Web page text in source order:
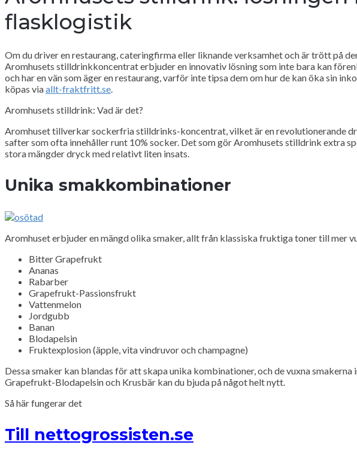
flasklogistik
Om du driver en restaurang, cateringfirma eller liknande verksamhet och är trött på
Aromhusets stilldrinkkoncentrat erbjuder en innovativ lösning som inte bara kan
och har en vän som äger en restaurang, varför inte tipsa dem om hur de kan öka sin
köpas viaallt-fraktfritt.se.
Aromhusets stilldrink: Vad är det?
Aromhuset tillverkar sockerfria stilldrinks-koncentrat, vilket är en revolutionerande
safter som ofta innehåller runt 10% socker. Det som gör Aromhusets stilldrink extra
stora mängder dryck med relativt liten insats.
Unika smakkombinationer
Aromhuset erbjuder en mängd olika smaker, allt från klassiska fruktiga toner till mer
Bitter Grapefrukt
Ananas
Rabarber
Grapefrukt-Passionsfrukt
Vattenmelon
Jordgubb
Banan
Blodapelsin
Fruktexplosion (äpple, vita vindruvor och champagne)
Dessa smaker kan blandas för att skapa unika kombinationer, och de vuxna
Grapefrukt-Blodapelsin och Krusbär kan du bjuda på något helt nytt.
Så här fungerar det
Till nettogrossisten.se